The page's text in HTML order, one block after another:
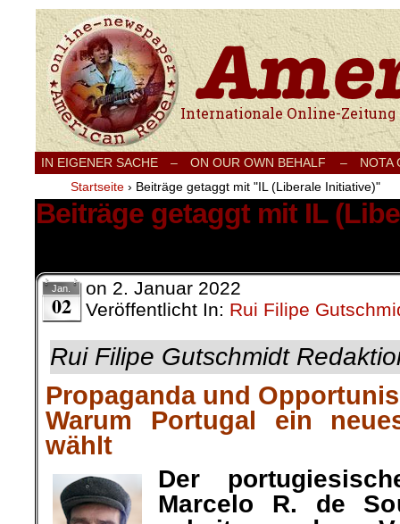
Internationale Onlinezeitung für Frieden,
IN EIGENER SACHE – ON OUR OWN BEHALF –
NOTA
Startseite › Beiträge getaggt mit "IL (Liberale Initiative)"
Beiträge getaggt mit IL
Jan.
02
on 2. Januar 2022
Veröffentlicht In: Rui Filipe
Rui Filipe Gutschmidt
Propaganda und
Warum Portugal ein
wählt
Der
Marcelo R. de